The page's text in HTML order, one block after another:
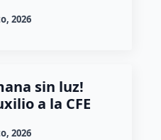
2026
sin luz!
a la CFE
2026